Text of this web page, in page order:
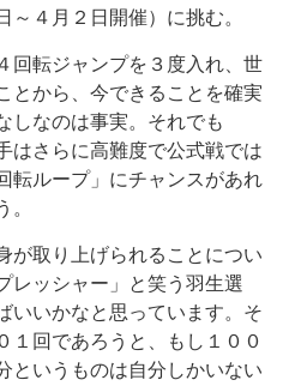
～４月２日開催）に挑む。
転ジャンプを３度入れ、世
とから、今できることを確実
しなのは事実。それでも
はさらに高難度で公式戦では
転ループ」にチャンスがあれ
。
取り上げられることについ
レッシャー」と笑う羽生選
いいかなと思っています。そ
１回であろうと、もし１００
というものは自分しかいない